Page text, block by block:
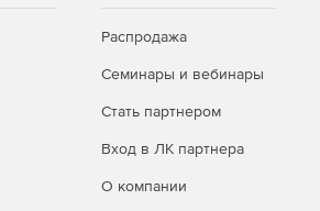
Распродажа
Семинары и вебинары
Стать партнером
Вход в ЛК партнера
О компании